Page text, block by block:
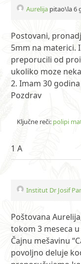
Aurelija pitao\la 6
Postovani,
5mm na materici.
preporucili od
ukoliko moze
2. Imam 30
Pozdrav
Ključne reči: polipi
1 A
Institut Dr Josif
Poštovana
tokom 3 meseca
Čajnu mešavinu
povoljno deluje